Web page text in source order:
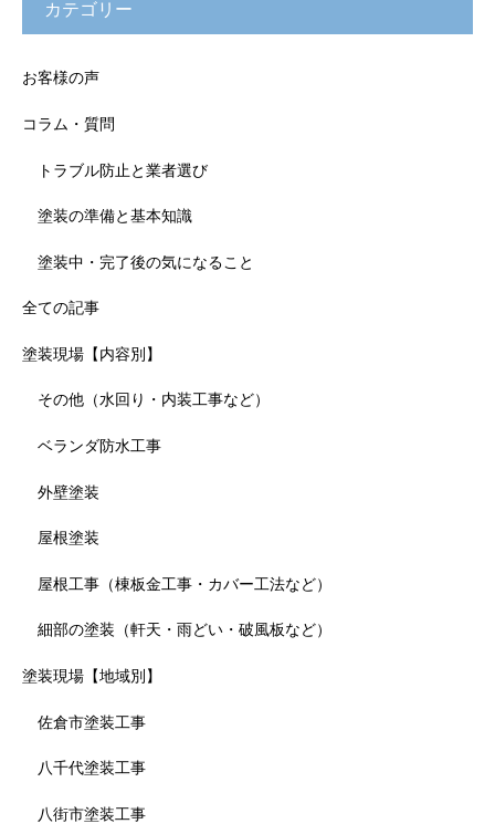
カテゴリー
お客様の声
コラム・質問
トラブル防止と業者選び
塗装の準備と基本知識
塗装中・完了後の気になること
全ての記事
塗装現場【内容別】
その他（水回り・内装工事など）
ベランダ防水工事
外壁塗装
屋根塗装
屋根工事（棟板金工事・カバー工法など）
細部の塗装（軒天・雨どい・破風板など）
塗装現場【地域別】
佐倉市塗装工事
八千代塗装工事
八街市塗装工事